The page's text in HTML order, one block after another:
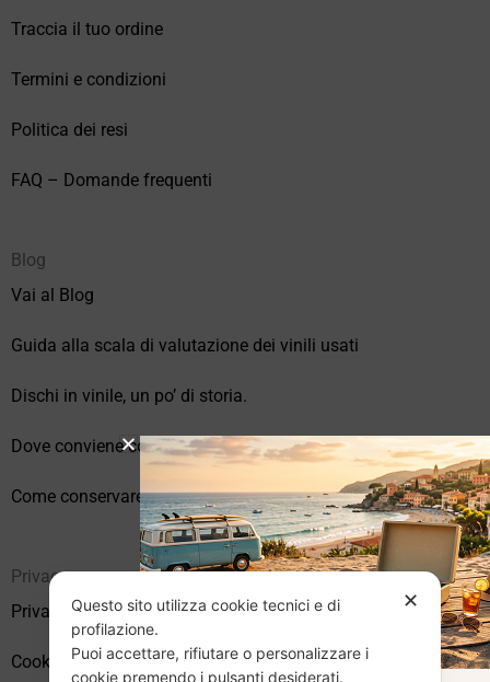
Traccia il tuo ordine
Termini e condizioni
Politica dei resi
FAQ – Domande frequenti
Blog
Vai al Blog
Guida alla scala di valutazione dei vinili usati
Dischi in vinile, un po’ di storia.
Dove conviene comprare vinili online?
Come conservare correttamente i vinili usati
Privacy
Privacy Policy
Cookie Policy (UE)
✕
Questo sito utilizza cookie tecnici e di
profilazione.
Puoi accettare, rifiutare o personalizzare i
cookie premendo i pulsanti desiderati.